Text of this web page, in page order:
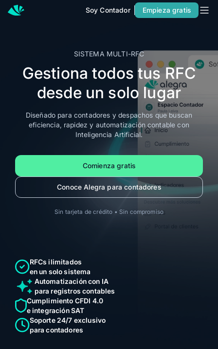
Soy Contador Empieza gratis
Inicio
Soy Contador
Soluciones
MÁS SOLUCIONES PARA TU NEGOCIO
Alegra Facturación
PARA CONTADORES
Alegra para Contadores
Agendar Demo
SISTEMA MULTI-RFC
Gestiona todos tus RFC
desde un solo lugar
Diseñado para contadores y despachos que buscan
eficiencia, rapidez y automatización contable con
Inteligencia Artificial.
Comienza gratis
Conoce Alegra para contadores
Sin tarjeta de crédito • Sin compromiso
RFCs ilimitados
en un solo sistema
Automatización con IA
para registros contables
Cumplimiento CFDI 4.0
e integración SAT
Soporte 24/7 exclusivo
para contadores